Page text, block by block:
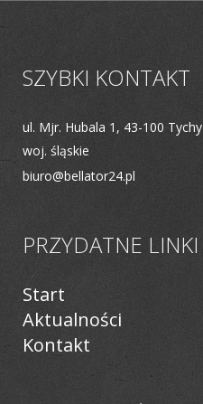
SZYBKI KONTAKT
ul. Mjr. Hubala 1, 43-100 Tychy
woj. śląskie
biuro@bellator24.pl
PRZYDATNE LINKI
Start
Aktualności
Kontakt